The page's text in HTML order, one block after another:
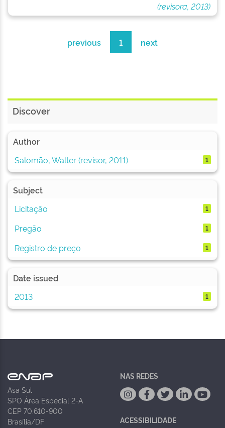
(revisora, 2013)
previous 1 next
Discover
Author
Salomão, Walter (revisor, 2011)
1
Subject
Licitação
1
Pregão 1
Registro de preço 1
Date issued
2013
1
Asa Sul
SPO Área Especial 2-A
CEP 70.610-900
Brasília/DF
NAS REDES
ACESSIBILIDADE